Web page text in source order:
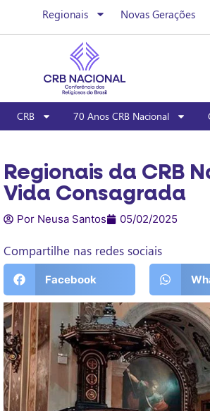
Regionais Novas Gerações
CRB 70 Anos CRB Nacional
Regionais da CRB
Vida Consagrada
Por Neusa Santos 05/02/2025
Compartilhe nas redes sociais
Facebook